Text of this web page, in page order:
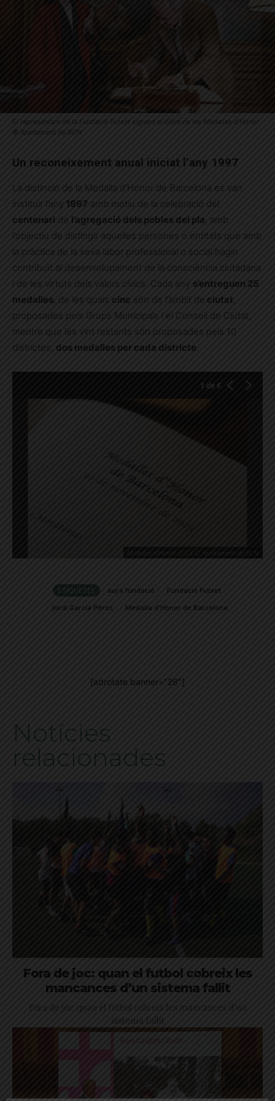
El representant de la Fundació Putxet signant el llibre de les Medalles d’Honor
© Ajuntament de BCN
Un reconeixement anual iniciat l’any 1997
La distinció de la Medalla d’Honor de Barcelona es van
instituir l’any 1997 amb motiu de la celebració del
centenari de l’agregació dels pobles del pla, amb
l’objectiu de distingir aquelles persones o entitats que amb
la pràctica de la seva labor professional o social hagin
contribuït al desenvolupament de la consciència ciutadana
i de les virtuts dels valors cívics. Cada any s’entreguen 25
medalles , de les quals cinc són de l’àmbit de ciutat,
proposades pels Grups Municipals i el Consell de Ciutat,
mentre que les vint restants són proposades pels 10
districtes; dos medalles per cada districte
1 de 6
Medalles d'Honor 2023 © Ajuntament de BCN
ETIQUETES aura fundació
Fundació Putxet
Jordi García Pérez
Medalla d'Honor de Barcelona
[adrotate banner="28"]
Notícies
relacionades
Fora de joc: quan el futbol cobreix les
mancances d’un sistema fallit
Fora de joc: quan el futbol cobreix les mancances d’un
sistema fallit